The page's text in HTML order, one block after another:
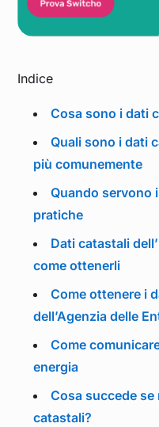
Indice
Cosa sono i dati
Quali sono i dati
più comunemente
Quando servono
pratiche
Dati catastali
come ottenerli
Come ottenere i
dell’Agenzia delle
Come
energia
Cosa succede
catastali?